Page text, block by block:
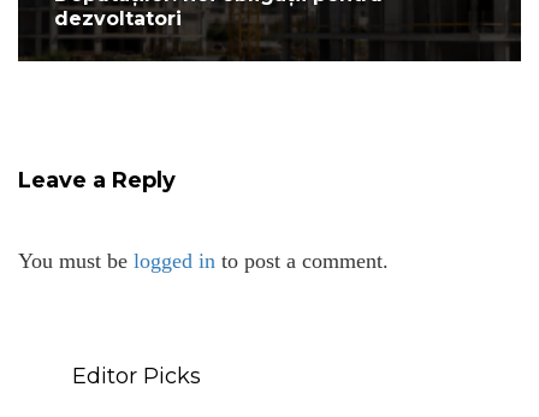
dezvoltatori
Leave a Reply
You must be logged in to post a comment.
Editor Picks